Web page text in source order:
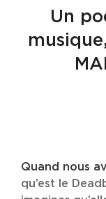
Un
Quand nous
qu’est le